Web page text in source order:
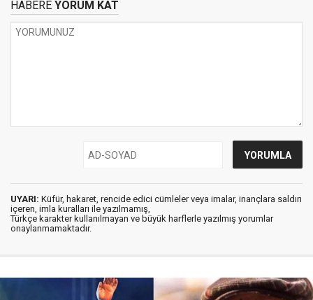
HABERE YORUM KAT
UYARI: Küfür, hakaret, rencide edici cümleler veya imalar, inançlara saldırı
içeren, imla kuralları ile yazılmamış,
Türkçe karakter kullanılmayan ve büyük harflerle yazılmış yorumlar
onaylanmamaktadır.